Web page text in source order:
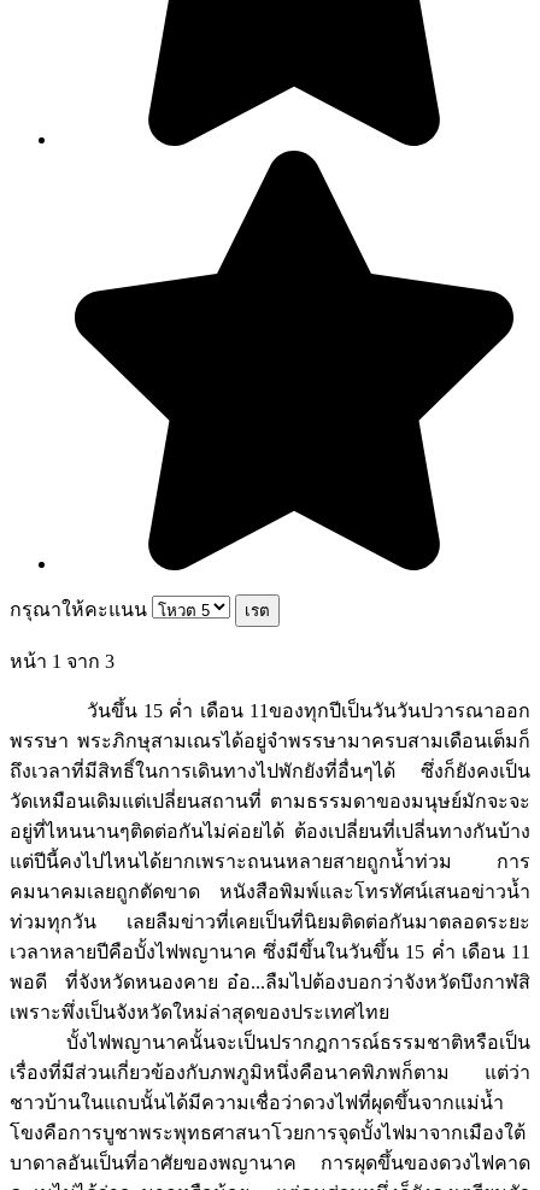
กรุณาให้คะแนน
หน้า 1 จาก 3
วันขึ้น 15 ค่ำ เดือน 11ของทุกปีเป็นวันวันปวารณาออก
พรรษา พระภิกษุสามเณรได้อยู่จำพรรษามาครบสามเดือนเต็มก็
ถึงเวลาที่มีสิทธิ์ในการเดินทางไปพักยังที่อื่นๆได้ ซึ่งก็ยังคงเป็น
วัดเหมือนเดิมแต่เปลี่ยนสถานที่ ตามธรรมดาของมนุษย์มักจะจะ
อยู่ที่ไหนนานๆติดต่อกันไม่ค่อยได้ ต้องเปลี่ยนที่เปลี่นทางกันบ้าง
แต่ปีนี้คงไปไหนได้ยากเพราะถนนหลายสายถูกน้ำท่วม การ
คมนาคมเลยถูกตัดขาด หนังสือพิมพ์และโทรทัศน์เสนอข่าวน้ำ
ท่วมทุกวัน เลยลืมข่าวที่เคยเป็นที่นิยมติดต่อกันมาตลอดระยะ
เวลาหลายปีคือบั้งไฟพญานาค ซึ่งมีขึ้นในวันขึ้น 15 ค่ำ เดือน 11
พอดี ที่จังหวัดหนองคาย อ๋อ...ลืมไปต้องบอกว่าจังหวัดบึงกาฬสิ
เพราะพึ่งเป็นจังหวัดใหม่ล่าสุดของประเทศไทย
บั้งไฟพญานาคนั้นจะเป็นปรากฎการณ์ธรรมชาติหรือเป็น
เรื่องที่มีส่วนเกี่ยวข้องกับภพภูมิหนึ่งคือนาคพิภพก็ตาม แต่ว่า
ชาวบ้านในแถบนั้นได้มีความเชื่อว่าดวงไฟที่ผุดขึ้นจากแม่น้ำ
โขงคือการบูชาพระพุทธศาสนาโวยการจุดบั้งไฟมาจากเมืองใต้
บาดาลอันเป็นที่อาศัยของพญานาค การผุดขึ้นของดวงไฟคาด